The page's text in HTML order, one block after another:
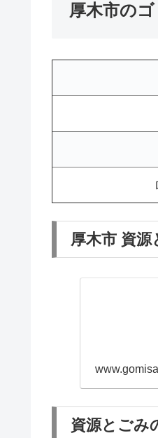
厚木市のゴ
厚木市 資源
資源とごみ